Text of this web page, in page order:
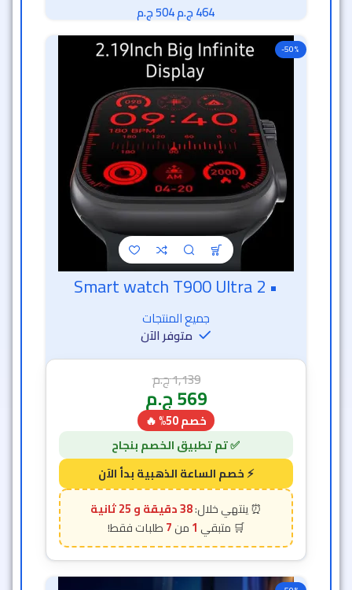
ج.م
ج.م
-50%
خصم الساعة الذهبية
• Smart watch T900 Ultra 2
جميع المنتجات
متوفر الآن
1,139ج.م
569ج.م
خصم 50% 🔥
38 دقيقة و 23 ثانية
1
7